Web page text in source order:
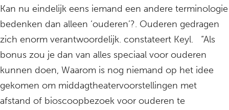
Kan nu eindelijk eens iemand een andere terminologie
bedenken dan alleen ‘ouderen’?. Ouderen gedragen
zich enorm verantwoordelijk. constateert Keyl. “Als
bonus zou je dan van alles speciaal voor ouderen
kunnen doen, Waarom is nog niemand op het idee
gekomen om middagtheatervoorstellingen met
afstand of bioscoopbezoek voor ouderen te